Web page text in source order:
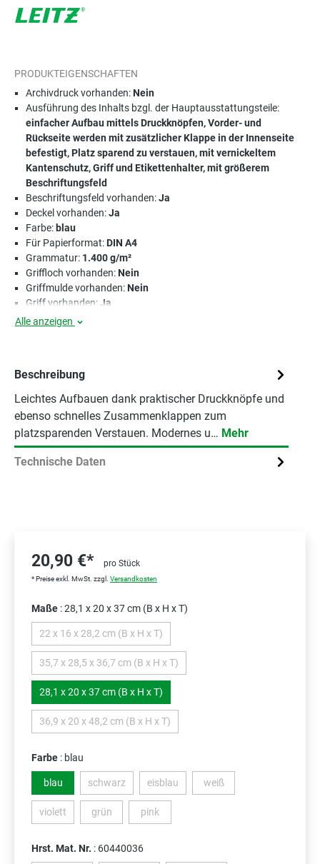
PRODUKTEIGENSCHAFTEN
Archivdruck vorhanden:Nein
Ausführung des Inhalts bzgl. der Hauptausstattungsteile:
einfacher Aufbau mittels Druckknöpfen, Vorder- und
Rückseite werden mit zusätzlicher Klappe in der Innenseite
befestigt, Platz sparend zu verstauen, mit vernickeltem
Kantenschutz, Griff und Etikettenhalter, mit größerem
Beschriftungsfeld
Beschriftungsfeld vorhanden:Ja
Deckel vorhanden:Ja
Farbe: blau
Für Papierformat:DIN A4
Grammatur: 1.400 g/m²
Griffloch vorhanden:Nein
Griffmulde vorhanden:Nein
Griff vorhanden:Ja
Alle anzeigen
Beschreibung
Leichtes Aufbauen dank praktischer Druckknöpfe und
ebenso schnelles Zusammenklappen zum
platzsparenden Verstauen. Modernes u… Mehr
Technische Daten
20,90 €* pro Stück
* Preise exkl. MwSt. zzgl. Versandkosten
Maße : 28,1 x 20 x 37 cm (B x H x T)
22 x 16 x 28,2 cm (B x H x T)(Diese Option ist zurzeit nicht verfügbar.)
35,7 x 28,5 x 36,7 cm (B x H x T)(Diese Option ist zurzeit nicht verfügbar.)
28,1 x 20 x 37 cm (B x H x T)
36,9 x 20 x 48,2 cm (B x H x T)(Diese Option ist zurzeit nicht verfügbar.)
Farbe : blau
blau schwarz(Diese Option ist zurzeit nicht verfügbar.)
eisblau(Diese Option ist zurzeit nicht verfügbar.)
weiß(Diese Option ist zurzeit
violett(Diese Option ist zurzeit nicht verfügbar.)
grün(Diese Option ist zurzeit nicht verfügbar.)
pink(Diese Option ist zurzeit nicht verfügbar.)
Hrst. Mat. Nr. : 60440036